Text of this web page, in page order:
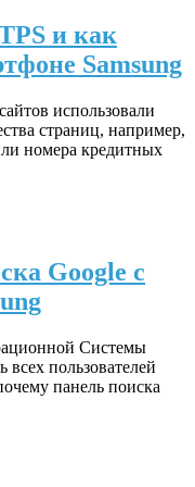
и как
Samsung
использовали
страниц, например,
номера кредитных
Google с
Системы
всех пользователей
панель поиска